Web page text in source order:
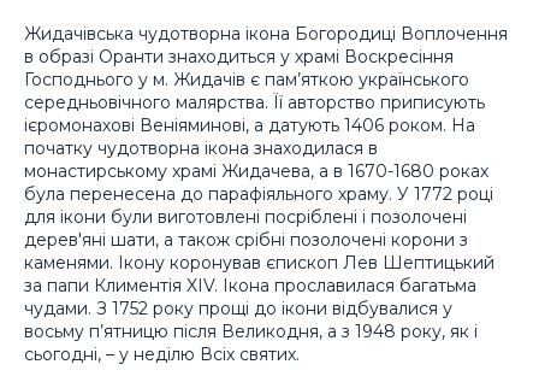
Жидачівська чудотворна ікона Богородиці Воплочення
в образі Оранти знаходиться у храмі Воскресіння
Господнього у м. Жидачів є пам’яткою українського
середньовічного малярства. Її авторство приписують
ієромонахові Веніяминові, а датують 1406 роком. На
початку чудотворна ікона знаходилася в
монастирському храмі Жидачева, а в 1670-1680 роках
була перенесена до парафіяльного храму. У 1772 році
для ікони були виготовлені посріблені і позолочені
дерев′яні шати, а також срібні позолочені корони з
каменями. Ікону коронував єпископ Лев Шептицький
за папи Климентія XIV. Ікона прославилася багатьма
чудами. З 1752 року прощі до ікони відбувалися у
восьму п’ятницю після Великодня, а з 1948 року, як і
сьогодні, – у неділю Всіх святих.